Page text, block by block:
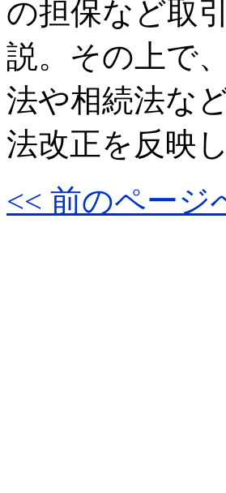
の担保など取
説。その上で
法や相続法な
法改正を反映
<< 前のページ